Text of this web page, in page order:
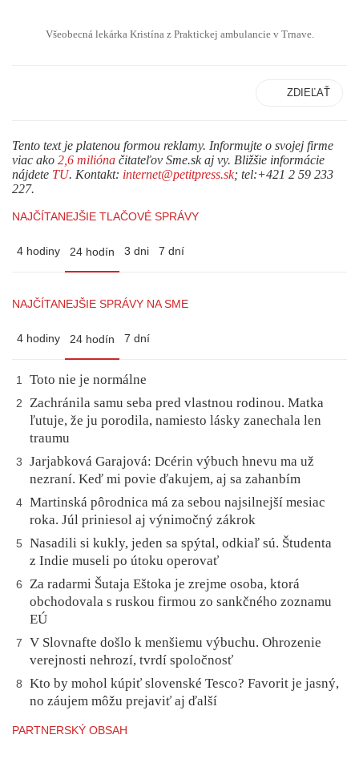
Všeobecná lekárka Kristína z Praktickej ambulancie v Trnave.
ZDIEĽAŤ
Tento text je platenou formou reklamy. Informujte o svojej firme
viac ako 2,6 milióna čitateľov Sme.sk aj vy. Bližšie informácie
nájdete TU. Kontakt: internet@petitpress.sk; tel:+421 2 59 233
227.
NAJČÍTANEJŠIE TLAČOVÉ SPRÁVY
4 hodiny 24 hodín 3 dni 7 dní
NAJČÍTANEJŠIE SPRÁVY NA SME
4 hodiny 24 hodín 7 dní
1 Toto nie je normálne
2
Zachránila samu seba pred vlastnou rodinou. Matka
ľutuje, že ju porodila, namiesto lásky zanechala len
traumu
3
Jarjabková Garajová: Dcérin výbuch hnevu ma už
nezraní. Keď mi povie ďakujem, aj sa zahanbím
4 Martinská pôrodnica má za sebou najsilnejší mesiac
roka. Júl priniesol aj výnimočný zákrok
5
Nasadili si kukly, jeden sa spýtal, odkiaľ sú. Študenta
z Indie museli po útoku operovať
6
Za radarmi Šutaja Eštoka je zrejme osoba, ktorá
obchodovala s ruskou firmou zo sankčného zoznamu
EÚ
7
V Slovnafte došlo k menšiemu výbuchu. Ohrozenie
verejnosti nehrozí, tvrdí spoločnosť
8
Kto by mohol kúpiť slovenské Tesco? Favorit je jasný,
no záujem môžu prejaviť aj ďalší
PARTNERSKÝ OBSAH